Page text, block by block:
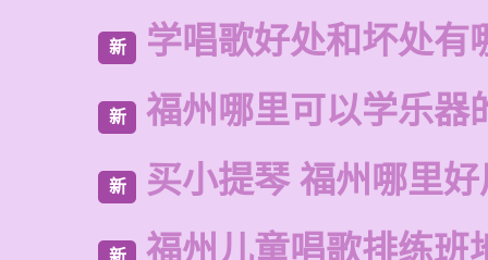
新 学唱歌好处和坏处有
新 福州哪里可以学乐器
新 买小提琴 福州哪里
新 福州儿童唱歌排练班